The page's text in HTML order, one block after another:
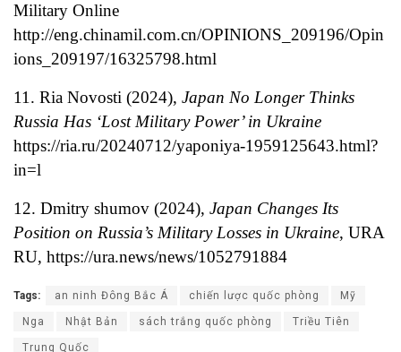
Military Online
http://eng.chinamil.com.cn/OPINIONS_209196/Opin
ions_209197/16325798.html
11. Ria Novosti (2024), Japan No Longer Thinks
Russia Has ‘Lost Military Power’ in Ukraine
https://ria.ru/20240712/yaponiya-1959125643.html?
in=l
12. Dmitry shumov (2024), Japan Changes Its
Position on Russia’s Military Losses in Ukraine, URA
RU, https://ura.news/news/1052791884
Tags: an ninh Đông Bắc Á chiến lược quốc phòng Mỹ
Nga Nhật Bản sách trắng quốc phòng Triều Tiên
Trung Quốc